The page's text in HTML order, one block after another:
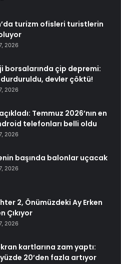
turizm ofisleri turistlerin
2026
borsalarında çip depremi:
devler çöktü!
2026
Temmuz 2026’nın en
telefonları belli oldu
2026
başında balonlar uçacak
2026
2, Önümüzdeki Ay Erken
Çıkıyor
2026
kartlarına zam yaptı:
20’den fazla artıyor